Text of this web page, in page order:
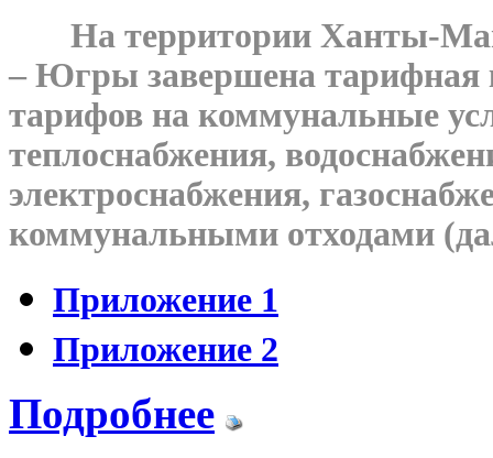
На территории Ханты-
– Югры завершена тарифная
тарифов на коммунальные
теплоснабжения,
электроснабжения,
коммунальными отходами
Приложение 1
Приложение 2
Подробнее